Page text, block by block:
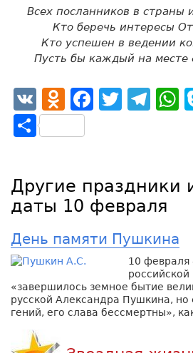
Всех посланников в страны
Кто беречь интересы
Кто успешен в ведении
Пусть бы каждый на месте
VK
Отправить
Другие праздники
даты 10 февраля
День памяти Пушкина
10 февраля
«завершилось земное бытие
русской Александра Пушкина, но
гений, его слава бессмертны»,